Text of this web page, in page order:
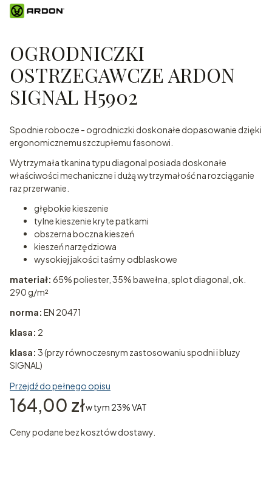
OGRODNICZKI
OSTRZEGAWCZE ARDON
SIGNAL H5902
Spodnie robocze - ogrodniczki doskonałe dopasowanie dzięki
ergonomicznemu szczupłemu fasonowi.
Wytrzymała tkanina typu diagonal posiada doskonałe
właściwości mechaniczne i dużą wytrzymałość na rozciąganie
raz przerwanie.
głębokie kieszenie
tylne kieszenie kryte patkami
obszerna boczna kieszeń
kieszeń narzędziowa
wysokiej jakości taśmy odblaskowe
materiał: 65% poliester, 35% bawełna, splot diagonal, ok.
290 g/m²
norma: EN 20471
klasa: 2
klasa: 3 (przy równoczesnym zastosowaniu spodni i bluzy
SIGNAL)
Przejdź do pełnego opisu
Cena
164,00 złw tym 23% VAT
w tym 23%VAT
Ceny podane bez kosztów dostawy.